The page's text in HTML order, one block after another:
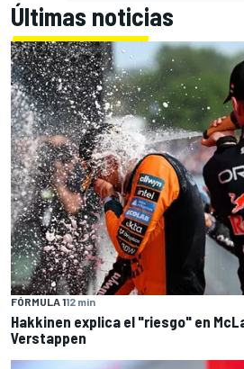
Últimas noticias
FÓRMULA 112 min
Hakkinen explica el "riesgo" en
Verstappen